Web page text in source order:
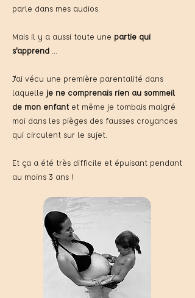
parle dans mes audios.
Mais il y a aussi toute une partie qui
s'apprend
J'ai vécu une première parentalité dans
laquelle je ne comprenais rien au sommeil
de mon enfant et même je tombais malgré
moi dans les pièges des fausses croyances
qui circulent sur le sujet.
Et ça a été très difficile et épuisant pendant
au moins 3 ans !